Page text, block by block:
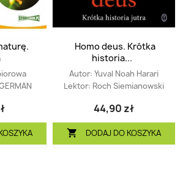
Homo deus. Krótka
historia...
Autor: Yuval Noah Harari
Lektor: Roch Siemianowski
44,90 zł
 DODAJ DO KOSZYKA